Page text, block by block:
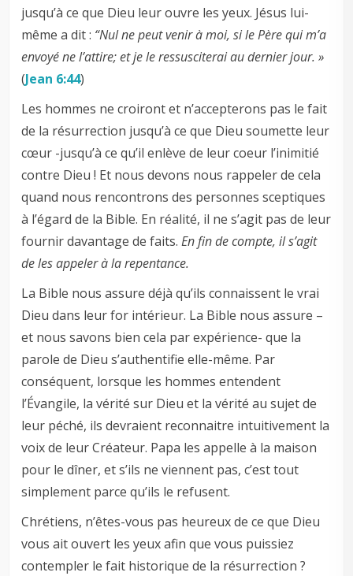
jusqu’à ce que Dieu leur ouvre les yeux. Jésus lui-
même a dit : “Nul ne peut venir à moi, si le Père qui m’a
envoyé ne l’attire; et je le ressusciterai au dernier jour. »
(Jean 6:44)
Les hommes ne croiront et n’accepterons pas le fait
de la résurrection jusqu’à ce que Dieu soumette leur
cœur -jusqu’à ce qu’il enlève de leur coeur l’inimitié
contre Dieu ! Et nous devons nous rappeler de cela
quand nous rencontrons des personnes sceptiques
à l’égard de la Bible. En réalité, il ne s’agit pas de leur
fournir davantage de faits. En fin de compte, il s’agit
de les appeler à la repentance.
La Bible nous assure déjà qu’ils connaissent le vrai
Dieu dans leur for intérieur. La Bible nous assure –
et nous savons bien cela par expérience- que la
parole de Dieu s’authentifie elle-même. Par
conséquent, lorsque les hommes entendent
l’Évangile, la vérité sur Dieu et la vérité au sujet de
leur péché, ils devraient reconnaitre intuitivement la
voix de leur Créateur. Papa les appelle à la maison
pour le dîner, et s’ils ne viennent pas, c’est tout
simplement parce qu’ils le refusent.
Chrétiens, n’êtes-vous pas heureux de ce que Dieu
vous ait ouvert les yeux afin que vous puissiez
contempler le fait historique de la résurrection ?